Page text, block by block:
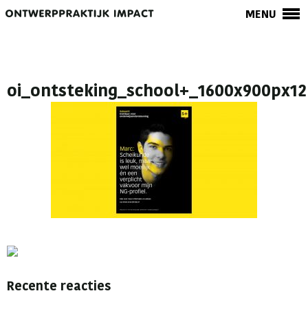
MENU
oi_ontsteking_school+_1600x900px12
Recente reacties